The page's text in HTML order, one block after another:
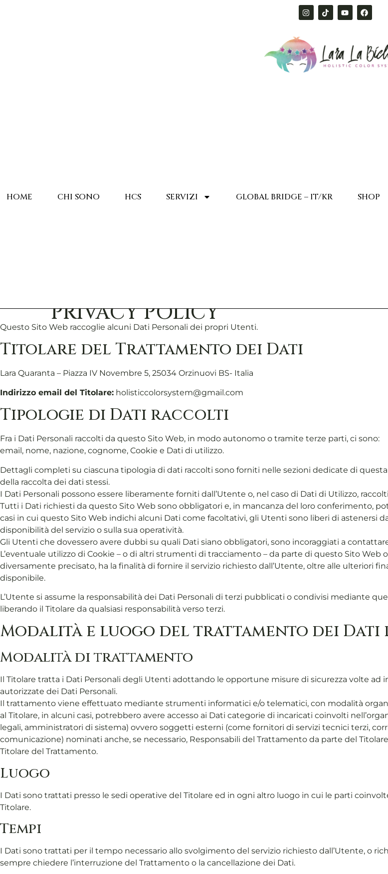
HOME CHI SONO HCS SERVIZI GLOBAL BRIDGE – IT/KR SHOP
PRIVACY POLICY
Questo Sito Web raccoglie alcuni Dati Personali dei propri Utenti.
Titolare del Trattamento dei Dati
Lara Quaranta – Piazza IV Novembre 5, 25034 Orzinuovi BS- Italia
Indirizzo email del Titolare: holisticcolorsystem@gmail.com
Tipologie di Dati raccolti
Fra i Dati Personali raccolti da questo Sito Web, in modo autonomo o tramite terze parti, ci sono:
email, nome, nazione, cognome, Cookie e Dati di utilizzo.
Dettagli completi su ciascuna tipologia di dati raccolti sono forniti nelle sezioni dedicate di
della raccolta dei dati stessi.
I Dati Personali possono essere liberamente forniti dall’Utente o, nel caso di Dati di Utilizzo,
Tutti i Dati richiesti da questo Sito Web sono obbligatori e, in mancanza del loro conferimento,
casi in cui questo Sito Web indichi alcuni Dati come facoltativi, gli Utenti sono liberi di astenersi
disponibilità del servizio o sulla sua operatività.
Gli Utenti che dovessero avere dubbi su quali Dati siano obbligatori, sono incoraggiati a
L’eventuale utilizzo di Cookie – o di altri strumenti di tracciamento – da parte di questo Sito
diversamente precisato, ha la finalità di fornire il servizio richiesto dall’Utente, oltre alle ulteriori
disponibile.
L’Utente si assume la responsabilità dei Dati Personali di terzi pubblicati o condivisi mediante
liberando il Titolare da qualsiasi responsabilità verso terzi.
Modalità e luogo del trattamento dei
Modalità di trattamento
Il Titolare tratta i Dati Personali degli Utenti adottando le opportune misure di sicurezza volte ad
autorizzate dei Dati Personali.
Il trattamento viene effettuato mediante strumenti informatici e/o telematici, con modalità
al Titolare, in alcuni casi, potrebbero avere accesso ai Dati categorie di incaricati coinvolti
legali, amministratori di sistema) ovvero soggetti esterni (come fornitori di servizi tecnici terzi,
comunicazione) nominati anche, se necessario, Responsabili del Trattamento da parte del
Titolare del Trattamento.
Luogo
I Dati sono trattati presso le sedi operative del Titolare ed in ogni altro luogo in cui le parti
Titolare.
Tempi
I Dati sono trattati per il tempo necessario allo svolgimento del servizio richiesto dall’Utente, o
sempre chiedere l’interruzione del Trattamento o la cancellazione dei Dati.